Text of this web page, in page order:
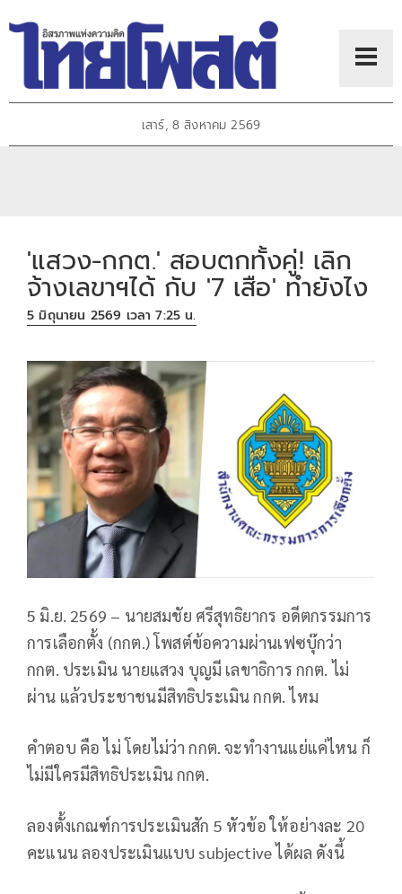
เสาร์, 8 สิงหาคม 2569
'แสวง-กกต.' สอบตกทั้งคู่! เลิก
จ้างเลขาฯได้ กับ '7 เสือ' ทำยังไง
5 มิถุนายน 2569 เวลา 7:25 น.
5 มิ.ย. 2569 – นายสมชัย ศรีสุทธิยากร อดีตกรรมการ
การเลือกตั้ง (กกต.) โพสต์ข้อความผ่านเฟซบุ๊กว่า
กกต. ประเมิน นายแสวง บุญมี เลขาธิการ กกต. ไม่
ผ่าน แล้วประชาชนมีสิทธิประเมิน กกต. ไหม
คำตอบ คือ ไม่ โดยไม่ว่า กกต. จะทำงานแย่แค่ไหน ก็
ไม่มีใครมีสิทธิประเมิน กกต.
ลองตั้งเกณฑ์การประเมินสัก 5 หัวข้อ ให้อย่างละ 20
คะแนน ลองประเมินแบบ subjective ได้ผล ดังนี้